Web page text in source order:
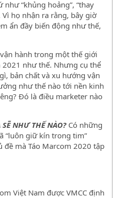
“khủng hoảng”, “thay
họ nhận ra rằng, bây giờ
ẩn đầy biến động như thế,
hành trong một thế giới
2021 như thế. Nhưng cụ thể
bản chất và xu hướng vận
như thế nào tới nền kinh
Đó là điều marketer nào
NHƯ THẾ NÀO?Có những
“luôn giữ kín trong tim”
mà Táo Marcom 2020 tập
Việt Nam được VMCC định